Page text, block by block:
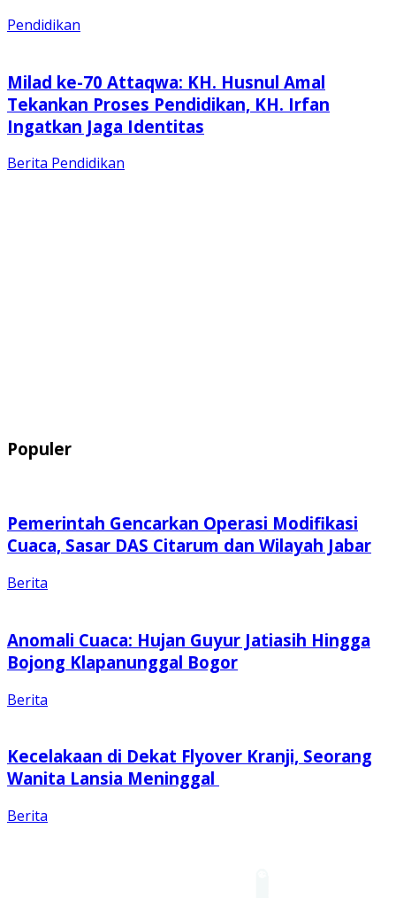
Pendidikan
Milad ke-70 Attaqwa: KH. Husnul Amal
Tekankan Proses Pendidikan, KH. Irfan
Ingatkan Jaga Identitas
Berita Pendidikan
Populer
Pemerintah Gencarkan Operasi Modifikasi
Cuaca, Sasar DAS Citarum dan Wilayah Jabar
Berita
Anomali Cuaca: Hujan Guyur Jatiasih Hingga
Bojong Klapanunggal Bogor
Berita
Kecelakaan di Dekat Flyover Kranji, Seorang
Wanita Lansia Meninggal
Berita